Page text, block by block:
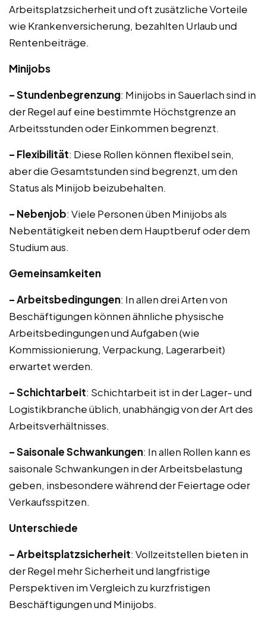
Arbeitsplatzsicherheit und oft zusätzliche Vorteile
wie Krankenversicherung, bezahlten Urlaub und
Rentenbeiträge.
Minijobs
– Stundenbegrenzung: Minijobs in Sauerlach sind in
der Regel auf eine bestimmte Höchstgrenze an
Arbeitsstunden oder Einkommen begrenzt.
– Flexibilität: Diese Rollen können flexibel sein,
aber die Gesamtstunden sind begrenzt, um den
Status als Minijob beizubehalten.
– Nebenjob: Viele Personen üben Minijobs als
Nebentätigkeit neben dem Hauptberuf oder dem
Studium aus.
Gemeinsamkeiten
– Arbeitsbedingungen: In allen drei Arten von
Beschäftigungen können ähnliche physische
Arbeitsbedingungen und Aufgaben (wie
Kommissionierung, Verpackung, Lagerarbeit)
erwartet werden.
– Schichtarbeit: Schichtarbeit ist in der Lager- und
Logistikbranche üblich, unabhängig von der Art des
Arbeitsverhältnisses.
– Saisonale Schwankungen: In allen Rollen kann es
saisonale Schwankungen in der Arbeitsbelastung
geben, insbesondere während der Feiertage oder
Verkaufsspitzen.
Unterschiede
– Arbeitsplatzsicherheit: Vollzeitstellen bieten in
der Regel mehr Sicherheit und langfristige
Perspektiven im Vergleich zu kurzfristigen
Beschäftigungen und Minijobs.